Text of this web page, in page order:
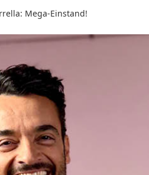
Mega-Einstand!